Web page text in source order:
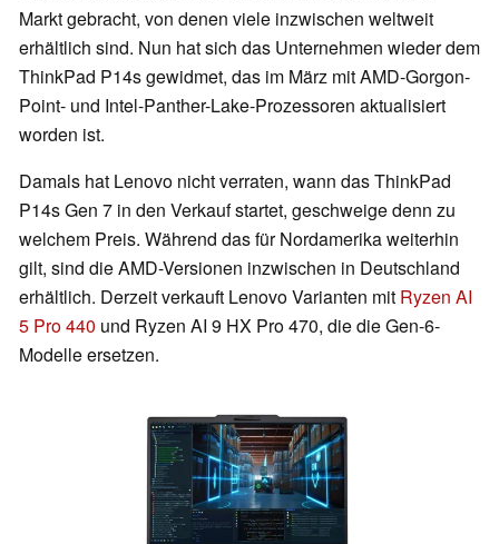
Markt gebracht, von denen viele inzwischen weltweit
erhältlich sind. Nun hat sich das Unternehmen wieder dem
ThinkPad P14s gewidmet, das im März mit AMD-Gorgon-
Point- und Intel-Panther-Lake-Prozessoren aktualisiert
worden ist.
Damals hat Lenovo nicht verraten, wann das ThinkPad
P14s Gen 7 in den Verkauf startet, geschweige denn zu
welchem Preis. Während das für Nordamerika weiterhin
gilt, sind die AMD-Versionen inzwischen in Deutschland
erhältlich. Derzeit verkauft Lenovo Varianten mit Ryzen AI
5 Pro 440 und Ryzen AI 9 HX Pro 470, die die Gen-6-
Modelle ersetzen.